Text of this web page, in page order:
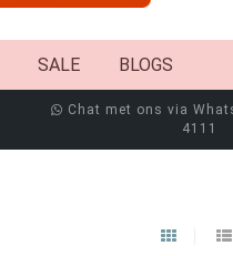
SALE BLOGS
Chat met ons via
4111